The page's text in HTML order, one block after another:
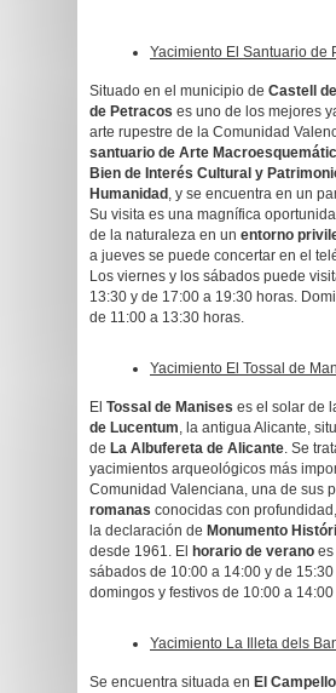
Yacimiento El Santuario de
Situado en el municipio de Castell
de Petracos es uno de los mejores
arte rupestre de la Comunidad
santuario de Arte
Bien de Interés Cultural y
Humanidad , y se encuentra en un
Su visita es una magnífica
de la naturaleza en un entorno
a jueves se puede concertar en el
Los viernes y los sábados puede
13:30 y de 17:00 a 19:30 horas.
de 11:00 a 13:30 horas.
Yacimiento El Tossal de
El Tossal de Manises es el solar de
de Lucentum, la antigua Alicante,
de La Albufereta de Alicante. Se
yacimientos arqueológicos más
Comunidad Valenciana, una de sus
romanas conocidas con
la declaración de Monumento
desde 1961. El horario de verano es
sábados de 10:00 a 14:00 y de
domingos y festivos de 10:00 a
Yacimiento La Illeta dels
Se encuentra situada en El Campello